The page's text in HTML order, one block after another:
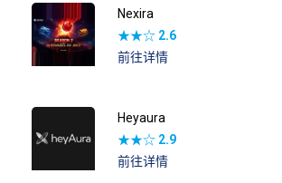
Nexira
★★☆ 2.6
前往详情
Heyaura
★★☆ 2.9
前往详情